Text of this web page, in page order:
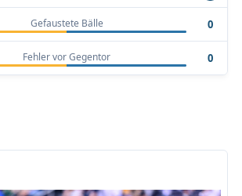
Gefaustete Bälle 0
Fehler vor Gegentor 0